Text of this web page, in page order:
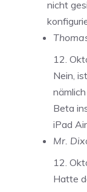
nicht
12.
Nein,
Beta
iPad
Mr.
12.
Hatte